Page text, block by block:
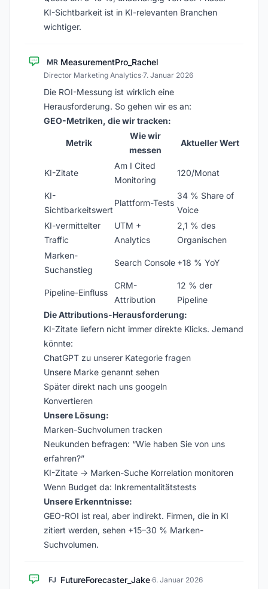
KI-Sichtbarkeit ist in KI-relevanten Branchen
wichtiger.
MR MeasurementPro_Rachel
Director Marketing Analytics·7. Januar 2026
Die ROI-Messung ist wirklich eine
Herausforderung. So gehen wir es an:
GEO-Metriken, die wir tracken:
Metrik
Wie wir
messen
Aktueller Wert
KI-Zitate
Am I Cited
Monitoring
120/Monat
KI-
Sichtbarkeitswert
Plattform-Tests
34 % Share of
Voice
KI-vermittelter
Traffic
UTM +
Analytics
2,1 % des
Organischen
Marken-
Suchanstieg
Search Console +18 % YoY
Pipeline-Einfluss
CRM-
Attribution
12 % der
Pipeline
Die Attributions-Herausforderung:
KI-Zitate liefern nicht immer direkte Klicks. Jemand
könnte:
ChatGPT zu unserer Kategorie fragen
Unsere Marke genannt sehen
Später direkt nach uns googeln
Konvertieren
Unsere Lösung:
Marken-Suchvolumen tracken
Neukunden befragen: “Wie haben Sie von uns
erfahren?”
KI-Zitate → Marken-Suche Korrelation monitoren
Wenn Budget da: Inkrementalitätstests
Unsere Erkenntnisse:
GEO-ROI ist real, aber indirekt. Firmen, die in KI
zitiert werden, sehen +15–30 % Marken-
Suchvolumen.
FJ FutureForecaster_Jake·6. Januar 2026